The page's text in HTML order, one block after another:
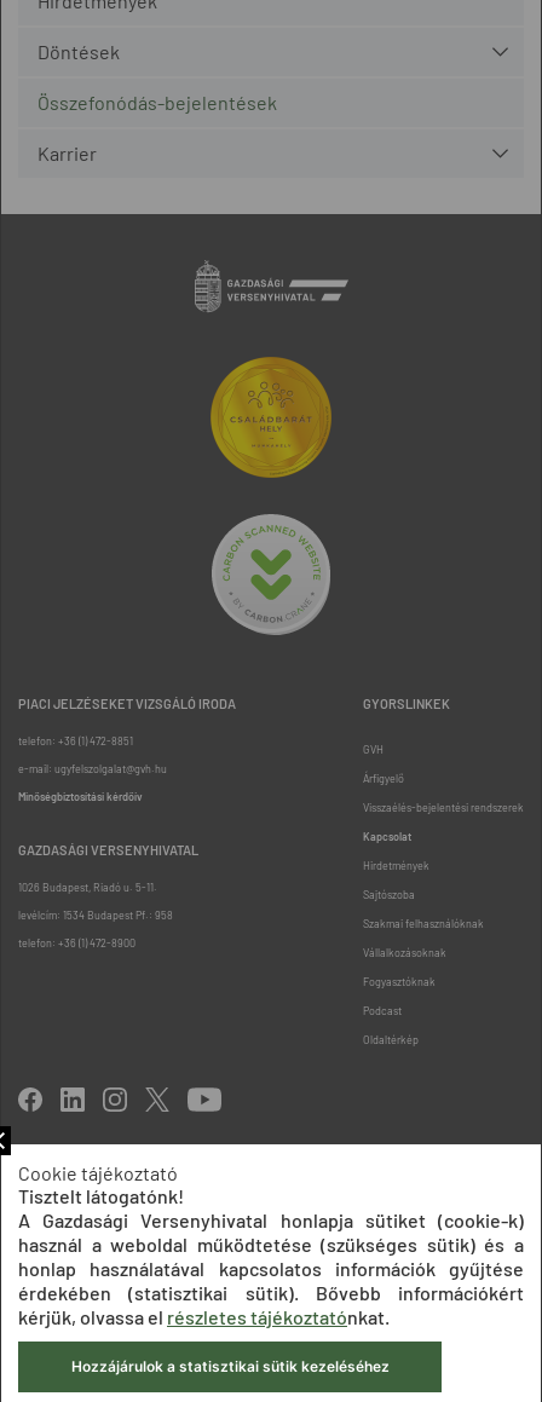
Döntések
Összefonódás-bejelentések
Karrier
PIACI JELZÉSEKET VIZSGÁLÓ IRODA
telefon: +36 (1) 472-8851
e-mail: ugyfelszolgalat@gvh.hu
Minőségbiztosítási kérdőív
GAZDASÁGI VERSENYHIVATAL
1026 Budapest, Riadó u. 5-11.
levélcím: 1534 Budapest Pf.: 958
telefon: +36 (1) 472-8900
GYORSLINKEK
GVH
Árfigyelő
Visszaélés-bejelentési rendszerek
Kapcsolat
Hirdetmények
Sajtószoba
Szakmai felhasználóknak
Vállalkozásoknak
Fogyasztóknak
Podcast
Oldaltérkép
Impresszum Adatkezelési tájékoztatók
Közadatkereső
Süti beállítások ÁSZF
© 2020 Gazdasági Versenyhivatal
Cookie tájékoztató
Tisztelt látogatónk!
A Gazdasági Versenyhivatal honlapja sütiket (cookie-k)
használ a weboldal működtetése (szükséges sütik) és a
honlap használatával kapcsolatos információk gyűjtése
érdekében (statisztikai sütik). Bővebb információkért
kérjük, olvassa el részletes tájékoztatónkat.
Hozzájárulok a statisztikai sütik kezeléséhez